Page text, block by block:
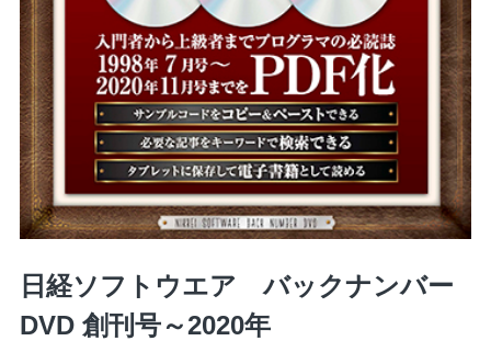
日経ソフトウエア バックナンバー
DVD 創刊号～2020年